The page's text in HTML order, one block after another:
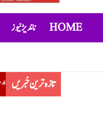
HOME ناندیڑ نیوز
تازہ ترین خبریں